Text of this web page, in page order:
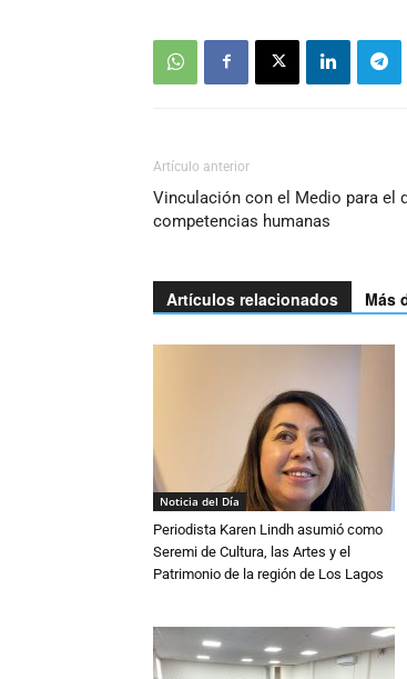
Artículo anterior
Vinculación con el Medio para el
competencias humanas
Artículos relacionados Más
Noticia del Día
Periodista Karen Lindh asumió como
Seremi de Cultura, las Artes y el
Patrimonio de la región de Los Lagos